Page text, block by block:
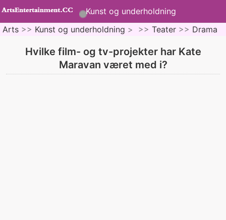
Kunst og underholdning
Arts >> Kunst og underholdning > >> Teater >> Drama
Hvilke film- og tv-projekter har Kate
Maravan været med i?